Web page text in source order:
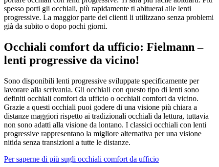
spesso porti gli occhiali, più rapidamente ti abituerai alle lenti
progressive. La maggior parte dei clienti li utilizzano senza problemi
già da subito o dopo pochi giorni.
Occhiali comfort da ufficio: Fielmann –
lenti progressive da vicino!
Sono disponibili lenti progressive sviluppate specificamente per
lavorare alla scrivania. Gli occhiali con questo tipo di lenti sono
definiti occhiali comfort da ufficio o occhiali comfort da vicino.
Grazie a questi occhiali puoi godere di una visione più chiara a
distanze maggiori rispetto ai tradizionali occhiali da lettura, tuttavia
non sono adatti alla visione da lontano. I classici occhiali con lenti
progressive rappresentano la migliore alternativa per una visione
nitida senza transizioni a tutte le distanze.
Per saperne di più sugli occhiali comfort da ufficio